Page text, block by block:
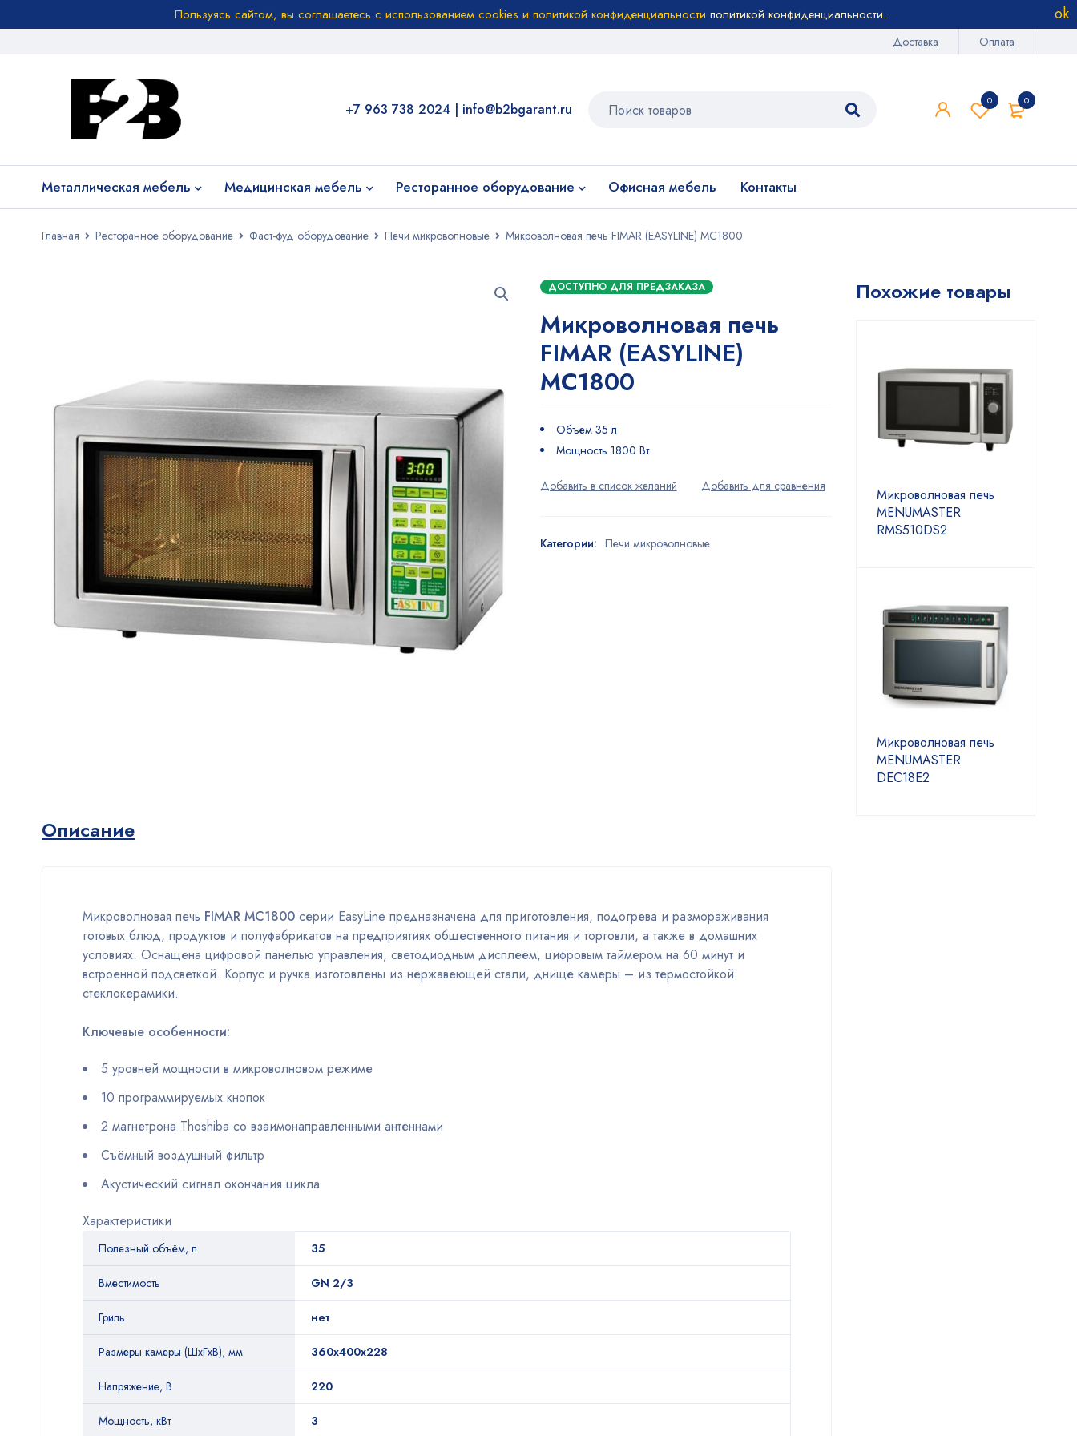
Пользуясь сайтом, вы соглашаетесь с использованием cookies и политикой конфиденциальности политикой конфиденциальности.
Доставка Оплата
0
0
+7 963 738 2024 | info@b2bgarant.ru
Металлическая мебель Медицинская мебель Ресторанное оборудование Офисная мебель Контакты
Главная Ресторанное оборудование Фаст-фуд оборудование Печи микроволновые Микроволновая печь FIMAR (EASYLINE) MC1800
ДОСТУПНО ДЛЯ ПРЕДЗАКАЗА
Микроволновая печь
FIMAR (EASYLINE)
MC1800
Объем 35 л
Мощность 1800 Вт
Категории: Печи микроволновые
Описание
Микроволновая печь FIMAR MC1800 серии EasyLine предназначена для приготовления, подогрева и размораживания
готовых блюд, продуктов и полуфабрикатов на предприятиях общественного питания и торговли, а также в домашних
условиях. Оснащена цифровой панелью управления, светодиодным дисплеем, цифровым таймером на 60 минут и
встроенной подсветкой. Корпус и ручка изготовлены из нержавеющей стали, днище камеры – из термостойкой
стеклокерамики.
Ключевые особенности:
5 уровней мощности в микроволновом режиме
10 программируемых кнопок
2 магнетрона Thoshiba со взаимонаправленными антеннами
Съёмный воздушный фильтр
Акустический сигнал окончания цикла
Характеристики
Полезный объём, л 35
Вместимость GN 2/3
Гриль нет
Размеры камеры (ШхГхВ), мм 360х400х228
Напряжение, В 220
Мощность, кВт 3
Похожие товары
Микроволновая печь
MENUMASTER
RMS510DS2
Микроволновая печь
MENUMASTER
DEC18E2